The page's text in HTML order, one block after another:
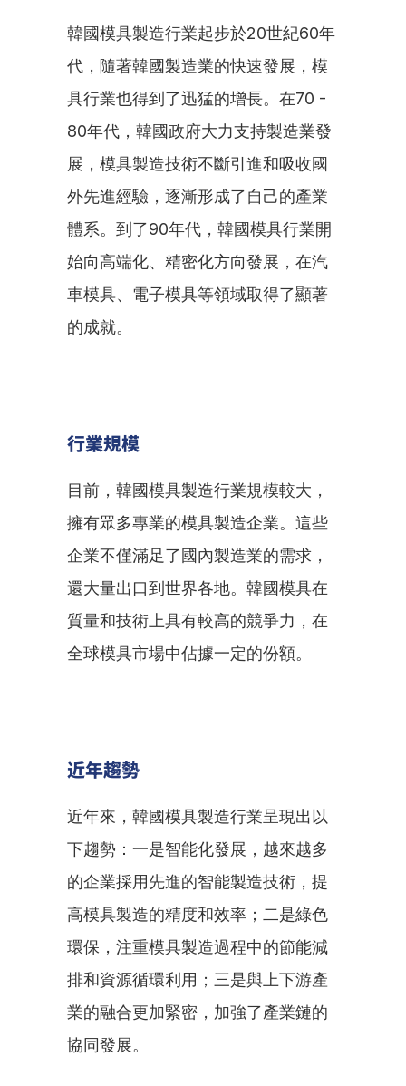
韓國模具製造行業起步於20世紀60年
代，隨著韓國製造業的快速發展，模
具行業也得到了迅猛的增長。在70 -
80年代，韓國政府大力支持製造業發
展，模具製造技術不斷引進和吸收國
外先進經驗，逐漸形成了自己的產業
體系。到了90年代，韓國模具行業開
始向高端化、精密化方向發展，在汽
車模具、電子模具等領域取得了顯著
的成就。
行業規模
目前，韓國模具製造行業規模較大，
擁有眾多專業的模具製造企業。這些
企業不僅滿足了國內製造業的需求，
還大量出口到世界各地。韓國模具在
質量和技術上具有較高的競爭力，在
全球模具市場中佔據一定的份額。
近年趨勢
近年來，韓國模具製造行業呈現出以
下趨勢：一是智能化發展，越來越多
的企業採用先進的智能製造技術，提
高模具製造的精度和效率；二是綠色
環保，注重模具製造過程中的節能減
排和資源循環利用；三是與上下游產
業的融合更加緊密，加強了產業鏈的
協同發展。